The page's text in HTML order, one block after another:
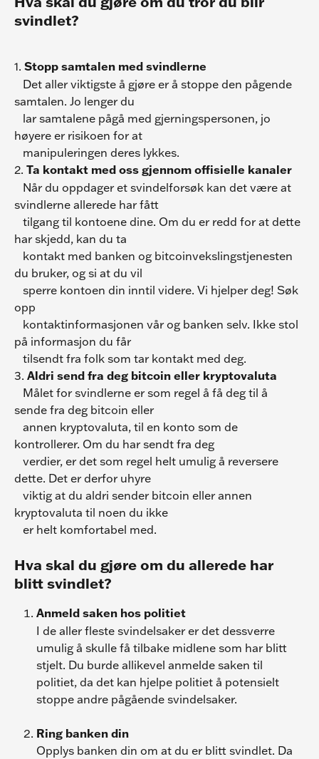
svindlet?
1. Stopp samtalen med svindlerne
samtalen. Jo lenger du
høyere er risikoen for at
   manipuleringen deres lykkes.
2. Ta kontakt med oss gjennom offisielle kanaler
svindlerne allerede har fått
har skjedd, kan du ta
du bruker, og si at du vil
opp
på informasjon du får
   tilsendt fra folk som tar kontakt med deg.
3. Aldri send fra deg bitcoin eller kryptovaluta
sende fra deg bitcoin eller
kontrollerer. Om du har sendt fra deg
dette. Det er derfor uhyre
kryptovaluta til noen du ikke
   er helt komfortabel med.
Hva skal du gjøre om du allerede har
blitt svindlet?
Anmeld saken hos politiet
I de aller fleste svindelsaker er det dessverre
umulig å skulle få tilbake midlene som har blitt
stjelt. Du burde allikevel anmelde saken til
politiet, da det kan hjelpe politiet å potensielt
stoppe andre pågående svindelsaker.
Ring banken din
Opplys banken din om at du er blitt svindlet. Da